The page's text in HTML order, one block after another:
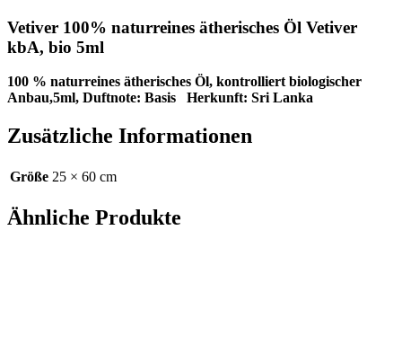
Vetiver 100% naturreines ätherisches Öl Vetiver
kbA, bio 5ml
100 % naturreines ätherisches Öl, kontrolliert biologischer
Anbau,5ml, Duftnote: Basis Herkunft: Sri Lanka
Zusätzliche Informationen
Größe 25 × 60 cm
Ähnliche Produkte